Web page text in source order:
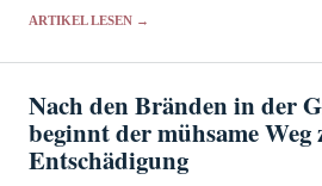
Polizei…
ARTIKEL LESEN →
Nach den Bränden in der
beginnt der mühsame Weg
Entschädigung